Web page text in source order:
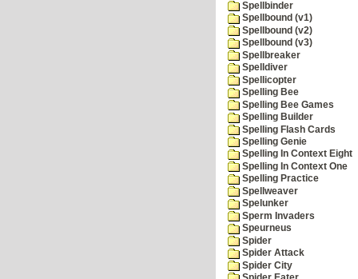
Spellbinder
Spellbound (v1)
Spellbound (v2)
Spellbound (v3)
Spellbreaker
Spelldiver
Spellicopter
Spelling Bee
Spelling Bee Games
Spelling Builder
Spelling Flash Cards
Spelling Genie
Spelling In Context Eight
Spelling In Context One
Spelling Practice
Spellweaver
Spelunker
Sperm Invaders
Speurneus
Spider
Spider Attack
Spider City